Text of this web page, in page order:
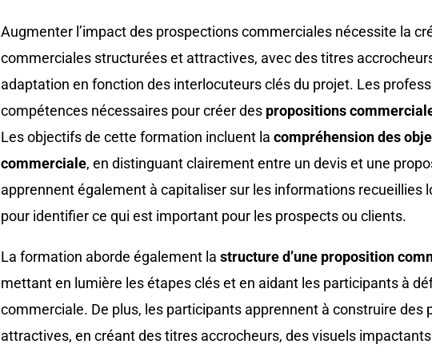
Augmenter l’impact des prospections commerciales nécessite la
commerciales structurées et attractives, avec des titres
adaptation en fonction des interlocuteurs clés du projet. Les
compétences nécessaires pour créer des propositions
Les objectifs de cette formation incluent la compréhension des
commerciale, en distinguant clairement entre un devis et une
apprennent également à capitaliser sur les informations recueillies
pour identifier ce qui est important pour les prospects ou clients.
La formation aborde également la structure d’une proposition
mettant en lumière les étapes clés et en aidant les participants à
commerciale. De plus, les participants apprennent à construire des
attractives, en créant des titres accrocheurs, des visuels